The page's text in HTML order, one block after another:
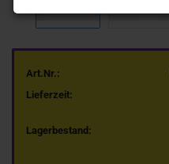
Art.Nr.:
Lieferzeit:
Lagerbestand: